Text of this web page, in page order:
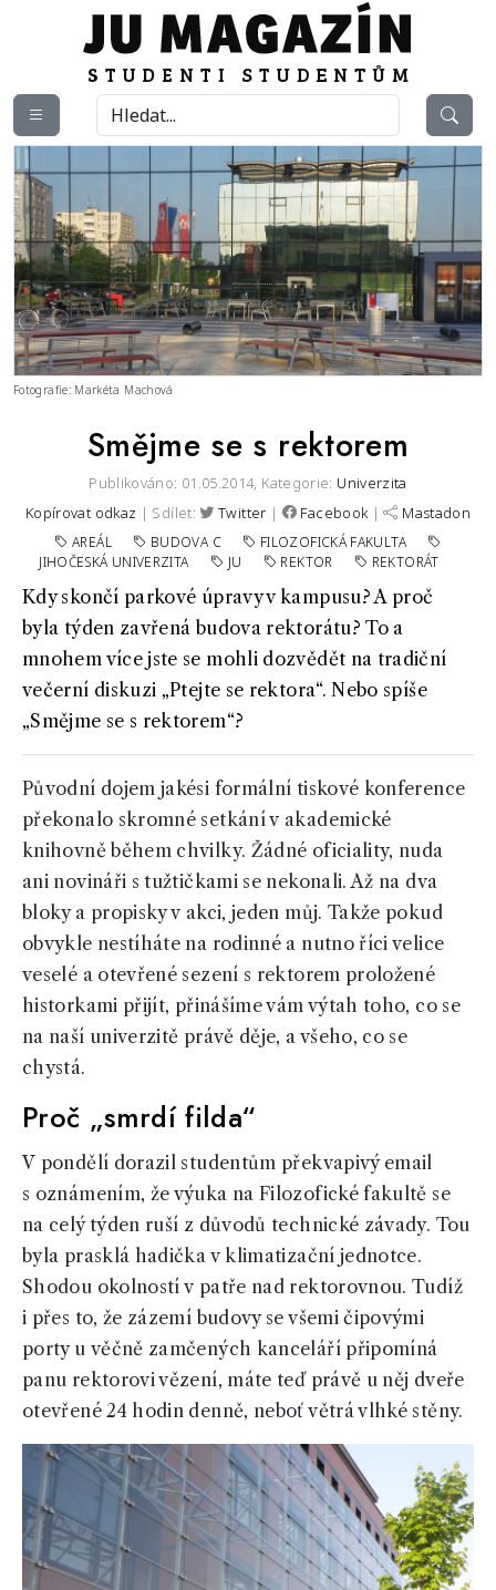
Fotografie: Markéta Machová
Smějme se s rektorem
Publikováno: 01.05.2014, Kategorie: Univerzita
Kopírovat odkaz | Sdílet: Twitter | Facebook | Mastadon
AREÁL BUDOVA C
FILOZOFICKÁ FAKULTA
JIHOČESKÁ UNIVERZITA
JU REKTOR REKTORÁT
Kdy skončí parkové úpravy v kampusu? A proč
byla týden zavřená budova rektorátu? To a
mnohem více jste se mohli dozvědět na tradiční
večerní diskuzi „Ptejte se rektora“. Nebo spíše
„Smějme se s rektorem“?
Původní dojem jakési formální tiskové konference
překonalo skromné setkání v akademické
knihovně během chvilky. Žádné oficiality, nuda
ani novináři s tužtičkami se nekonali. Až na dva
bloky a propisky v akci, jeden můj. Takže pokud
obvykle nestíháte na rodinné a nutno říci velice
veselé a otevřené sezení s rektorem proložené
historkami přijít, přinášíme vám výtah toho, co se
na naší univerzitě právě děje, a všeho, co se
chystá.
Proč „smrdí filda“
V pondělí dorazil studentům překvapivý email
s oznámením, že výuka na Filozofické fakultě se
na celý týden ruší z důvodů technické závady. Tou
byla prasklá hadička v klimatizační jednotce.
Shodou okolností v patře nad rektorovnou. Tudíž
i přes to, že zázemí budovy se všemi čipovými
porty u věčně zamčených kanceláří připomíná
panu rektorovi vězení, máte teď právě u něj dveře
otevřené 24 hodin denně, neboť větrá vlhké stěny.